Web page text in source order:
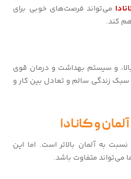
می‌تواند فرصت‌های خوبی برای
کند.
و سیستم بهداشت و درمان قوی
زندگی سالم و تعادل بین کار و
و کانادا
به آلمان بالاتر است. اما این
متفاوت باشد.